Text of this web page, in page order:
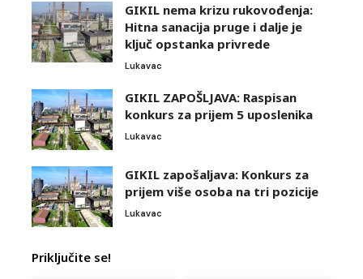
GIKIL nema krizu rukovođenja:
Hitna sanacija pruge i dalje je
ključ opstanka privrede
Lukavac
GIKIL ZAPOŠLJAVA: Raspisan
konkurs za prijem 5 uposlenika
Lukavac
GIKIL zapošaljava: Konkurs za
prijem više osoba na tri pozicije
Lukavac
Priključite se!